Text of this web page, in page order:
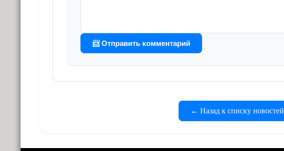
📨 Отправить комментарий
← Назад к списку новостей